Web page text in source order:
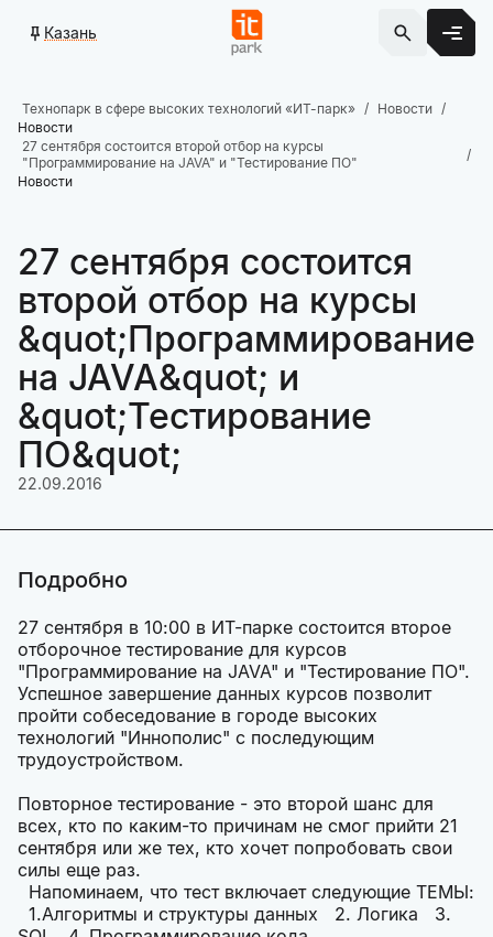
Казань
Технопарк в сфере высоких технологий «ИТ-парк»
Новости
Новости
27 сентября состоится второй отбор на курсы
"Программирование на JAVA" и "Тестирование ПО"
Новости
27 сентября состоится
второй отбор на курсы
&quot;Программирование
на JAVA&quot; и
&quot;Тестирование
ПО&quot;
22.09.2016
Подробно
27 сентября в 10:00 в ИТ-парке состоится второе
отборочное тестирование для курсов
"Программирование на JAVA" и "Тестирование ПО".
Успешное завершение данных курсов позволит
пройти собеседование в городе высоких
технологий "Иннополис" с последующим
трудоустройством.
Повторное тестирование - это второй шанс для
всех, кто по каким-то причинам не смог прийти 21
сентября или же тех, кто хочет попробовать свои
силы еще раз.
Напоминаем, что тест включает следующие ТЕМЫ:
1.Алгоритмы и структуры данных 2. Логика 3.